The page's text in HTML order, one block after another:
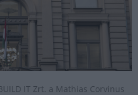
IT Zrt. a Mathias Corvinus